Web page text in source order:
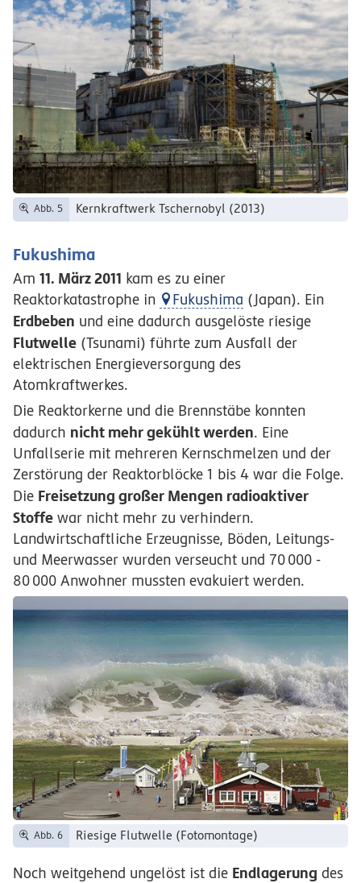
Abb. 5 Kernkraftwerk Tschernobyl (2013)
Fukushima
Am 11. März 2011 kam es zu einer
Reaktorkatastrophe in
Fukushima (Japan). Ein
Erdbeben und eine dadurch ausgelöste riesige
Flutwelle (Tsunami) führte zum Ausfall der
elektrischen Energieversorgung des
Atomkraftwerkes.
Die Reaktorkerne und die Brennstäbe konnten
dadurch nicht mehr gekühlt werden. Eine
Unfallserie mit mehreren Kernschmelzen und der
Zerstörung der Reaktorblöcke 1 bis 4 war die Folge.
Die Freisetzung großer Mengen radioaktiver
Stoffe war nicht mehr zu verhindern.
Landwirtschaftliche Erzeugnisse, Böden, Leitungs-
und Meerwasser wurden verseucht und 70000 -
80000 Anwohner mussten evakuiert werden.
Abb. 6 Riesige Flutwelle (Fotomontage)
Noch weitgehend ungelöst ist die Endlagerung des